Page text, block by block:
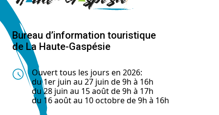
Bureau d’information touristique
de La Haute-Gaspésie
Ouvert tous les jours en 2026:
du 1er juin au 27 juin de 9h à 16h
du 28 juin au 15 août de 9h à 17h
du 16 août au 10 octobre de 9h à 16h